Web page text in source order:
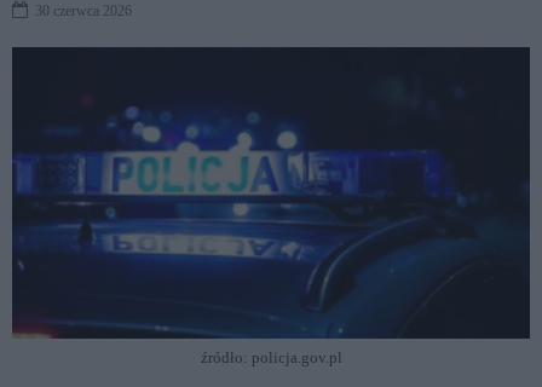
30 czerwca 2026
źródło: policja.gov.pl